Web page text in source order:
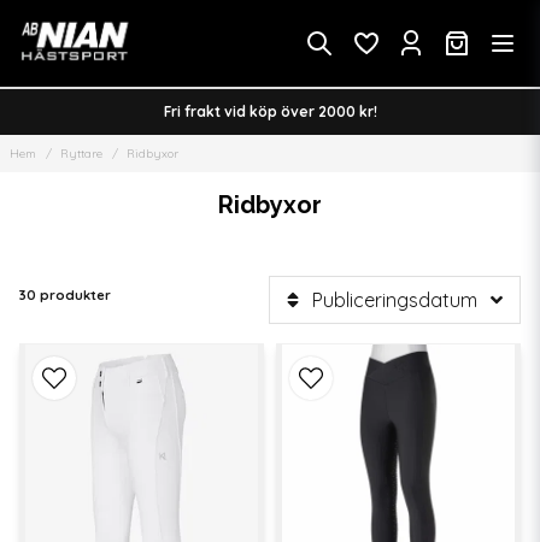
Fri frakt vid köp över 2000 kr!
Hem Ryttare Ridbyxor
Ridbyxor
30 produkter Publiceringsdatum